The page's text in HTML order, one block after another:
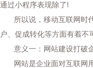
通过小程序表现除了!
所以说，移动互联网时代
户、促成转化等方面有着
意义一：网站建设打破
网站是企业面对互联网用